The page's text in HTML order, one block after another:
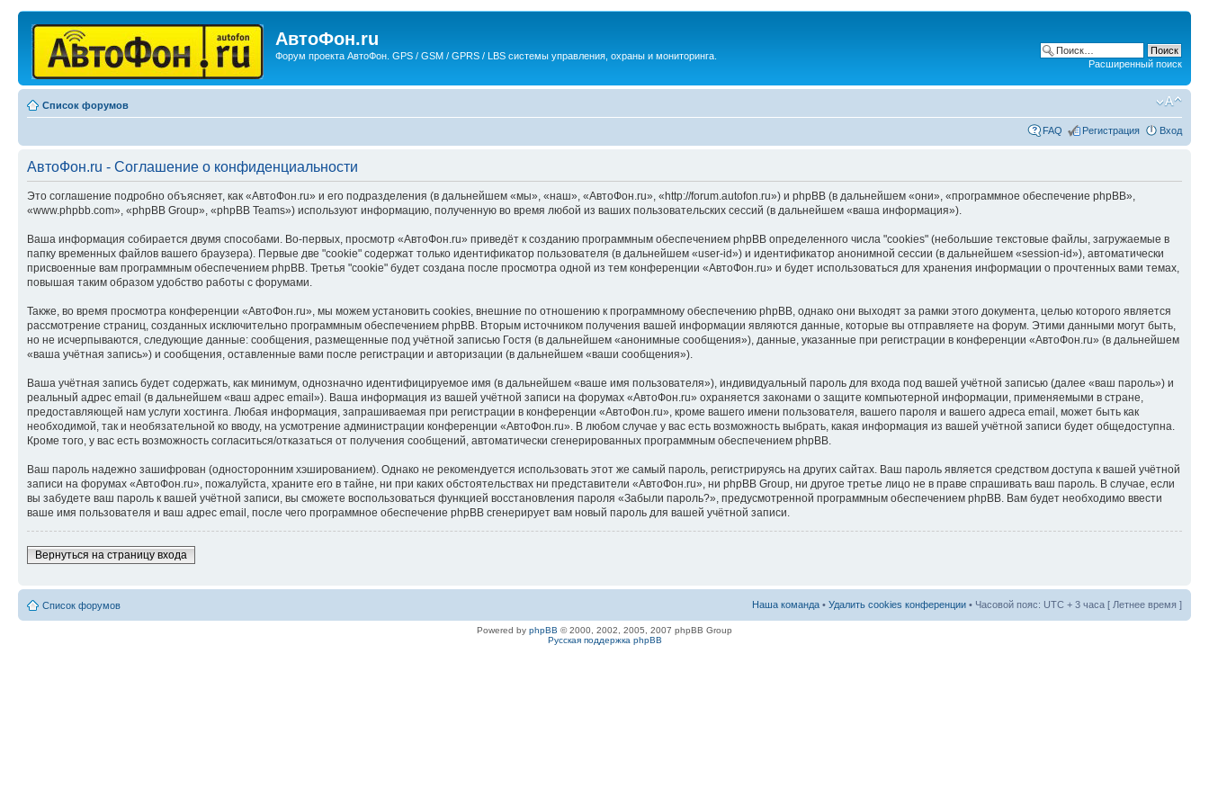
АвтоФон.ru
Форум проекта АвтоФон. GPS / GSM / GPRS / LBS системы управления, охраны и мониторинга.
Расширенный поиск
Список форумов
FAQ Регистрация Вход
АвтоФон.ru - Соглашение о конфиденциальности
Это соглашение подробно объясняет, как «АвтоФон.ru» и его подразделения (в дальнейшем «мы», «наш», «АвтоФон.ru», «http://forum.autofon.ru») и phpBB (в дальнейшем «они», «программное обеспечение phpBB»,
«www.phpbb.com», «phpBB Group», «phpBB Teams») используют информацию, полученную во время любой из ваших пользовательских сессий (в дальнейшем «ваша информация»).
Ваша информация собирается двумя способами. Во-первых, просмотр «АвтоФон.ru» приведёт к созданию программным обеспечением phpBB определенного числа "cookies" (небольшие текстовые файлы, загружаемые в
папку временных файлов вашего браузера). Первые две "cookie" содержат только идентификатор пользователя (в дальнейшем «user-id») и идентификатор анонимной сессии (в дальнейшем «session-id»), автоматически
присвоенные вам программным обеспечением phpBB. Третья "cookie" будет создана после просмотра одной из тем конференции «АвтоФон.ru» и будет использоваться для хранения информации о прочтенных вами темах,
повышая таким образом удобство работы с форумами.
Также, во время просмотра конференции «АвтоФон.ru», мы можем установить cookies, внешние по отношению к программному обеспечению phpBB, однако они выходят за рамки этого документа, целью которого является
рассмотрение страниц, созданных исключительно программным обеспечением phpBB. Вторым источником получения вашей информации являются данные, которые вы отправляете на форум. Этими данными могут быть,
но не исчерпываются, следующие данные: сообщения, размещенные под учётной записью Гостя (в дальнейшем «анонимные сообщения»), данные, указанные при регистрации в конференции «АвтоФон.ru» (в дальнейшем
«ваша учётная запись») и сообщения, оставленные вами после регистрации и авторизации (в дальнейшем «ваши сообщения»).
Ваша учётная запись будет содержать, как минимум, однозначно идентифицируемое имя (в дальнейшем «ваше имя пользователя»), индивидуальный пароль для входа под вашей учётной записью (далее «ваш пароль») и
реальный адрес email (в дальнейшем «ваш адрес email»). Ваша информация из вашей учётной записи на форумах «АвтоФон.ru» охраняется законами о защите компьютерной информации, применяемыми в стране,
предоставляющей нам услуги хостинга. Любая информация, запрашиваемая при регистрации в конференции «АвтоФон.ru», кроме вашего имени пользователя, вашего пароля и вашего адреса email, может быть как
необходимой, так и необязательной ко вводу, на усмотрение администрации конференции «АвтоФон.ru». В любом случае у вас есть возможность выбрать, какая информация из вашей учётной записи будет общедоступна.
Кроме того, у вас есть возможность согласиться/отказаться от получения сообщений, автоматически сгенерированных программным обеспечением phpBB.
Ваш пароль надежно зашифрован (односторонним хэшированием). Однако не рекомендуется использовать этот же самый пароль, регистрируясь на других сайтах. Ваш пароль является средством доступа к вашей учётной
записи на форумах «АвтоФон.ru», пожалуйста, храните его в тайне, ни при каких обстоятельствах ни представители «АвтоФон.ru», ни phpBB Group, ни другое третье лицо не в праве спрашивать ваш пароль. В случае, если
вы забудете ваш пароль к вашей учётной записи, вы сможете воспользоваться функцией восстановления пароля «Забыли пароль?», предусмотренной программным обеспечением phpBB. Вам будет необходимо ввести
ваше имя пользователя и ваш адрес email, после чего программное обеспечение phpBB сгенерирует вам новый пароль для вашей учётной записи.
Вернуться на страницу входа
Список форумов Наша команда • Удалить cookies конференции • Часовой пояс: UTC + 3 часа [ Летнее время ]
Powered by phpBB © 2000, 2002, 2005, 2007 phpBB Group
Русская поддержка phpBB